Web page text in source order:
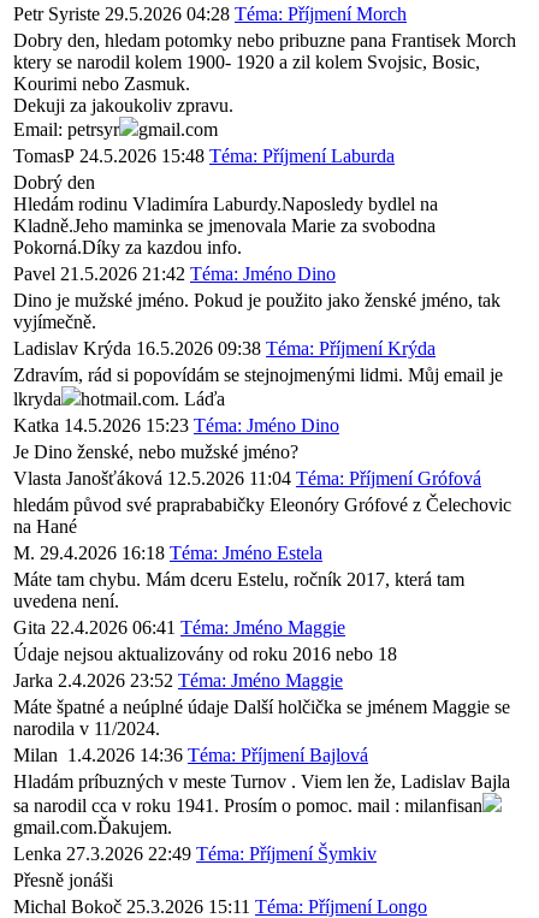
Petr Syriste 29.5.2026 04:28 Téma: Příjmení Morch
Dobry den, hledam potomky nebo pribuzne pana Frantisek Morch
ktery se narodil kolem 1900- 1920 a zil kolem Svojsic, Bosic,
Kourimi nebo Zasmuk.
Dekuji za jakoukoliv zpravu.
Email: petrsyr
gmail.com
TomasP 24.5.2026 15:48 Téma: Příjmení Laburda
Dobrý den
Hledám rodinu Vladimíra Laburdy.Naposledy bydlel na
Kladně.Jeho maminka se jmenovala Marie za svobodna
Pokorná.Díky za kazdou info.
Pavel 21.5.2026 21:42 Téma: Jméno Dino
Dino je mužské jméno. Pokud je použito jako ženské jméno, tak
vyjímečně.
Ladislav Krýda 16.5.2026 09:38 Téma: Příjmení Krýda
Zdravím, rád si popovídám se stejnojmenými lidmi. Můj email je
lkryda
hotmail.com. Láďa
Katka 14.5.2026 15:23 Téma: Jméno Dino
Je Dino ženské, nebo mužské jméno?
Vlasta Janošťáková 12.5.2026 11:04 Téma: Příjmení Grófová
hledám původ své praprababičky Eleonóry Grófové z Čelechovic
na Hané
M. 29.4.2026 16:18 Téma: Jméno Estela
Máte tam chybu. Mám dceru Estelu, ročník 2017, která tam
uvedena není.
Gita 22.4.2026 06:41 Téma: Jméno Maggie
Údaje nejsou aktualizovány od roku 2016 nebo 18
Jarka 2.4.2026 23:52 Téma: Jméno Maggie
Máte špatné a neúplné údaje Další holčička se jménem Maggie se
narodila v 11/2024.
Milan 1.4.2026 14:36 Téma: Příjmení Bajlová
Hladám príbuzných v meste Turnov . Viem len že, Ladislav Bajla
sa narodil cca v roku 1941. Prosím o pomoc. mail : milanfisan
gmail.com.Ďakujem.
Lenka 27.3.2026 22:49 Téma: Příjmení Šymkiv
Přesně jonáši
Michal Bokoč 25.3.2026 15:11 Téma: Příjmení Longo